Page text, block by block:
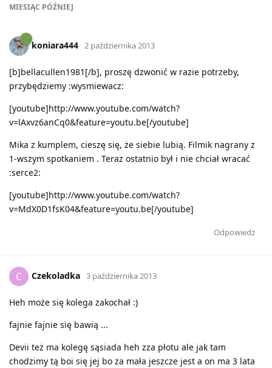
MIESIĄC PÓŹNIEJ
koniara444 2 października 2013
[b]bellacullen1981[/b], proszę dzwonić w razie potrzeby,
przybędziemy :wysmiewacz:
[youtube]http://www.youtube.com/watch?
v=lAxvz6anCq0&feature=youtu.be[/youtube]
Mika z kumplem, cieszę się, że siebie lubią. Filmik nagrany z
1-wszym spotkaniem . Teraz ostatnio był i nie chciał wracać
:serce2:
[youtube]http://www.youtube.com/watch?
v=MdX0D1fsK04&feature=youtu.be[/youtube]
Odpowiedz
C Czekoladka 3 października 2013
Heh może się kolega zakochał :)
fajnie fajnie się bawią ...
Devii też ma kolegę sąsiada heh zza płotu ale jak tam
chodzimy tą boi się jej bo za mała jeszcze jest a on ma 3 lata